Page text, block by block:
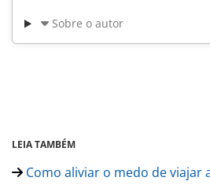
Sobre o autor
LEIA TAMBÉM
Como aliviar o medo de viajar